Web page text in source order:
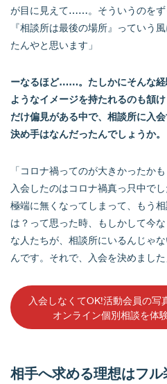
が目に見えて……。そういうのをず
『相談所は最後の場所』っていう
たんやと思います」
ーなるほど……。たしかにそんな経
ようなイメージを持たれるのも頷
だけ偏見がある中で、相談所に入
決め手はなんだったんでしょうか。
「コロナ禍ってのが大きかったか
入会したのはコロナ禍真っ只中で
極端に無くなってしまって、もう
は？って思った時、もしかして今
な人たちが、相談所にいるんじゃ
んです。それで、入会を決めました
入会しなくてOK!活動会員の
オンライン個別相談を体
相手へ求める理想はフ